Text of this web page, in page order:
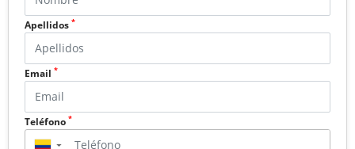
Apellidos *
Email *
Teléfono *
▼